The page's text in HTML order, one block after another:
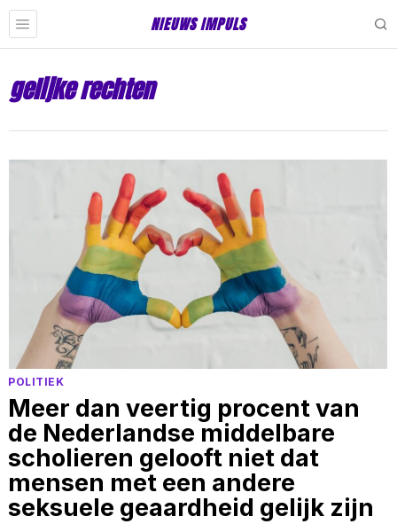
NIEUWS IMPULS
gelijke rechten
POLITIEK
Meer dan veertig procent van
de Nederlandse middelbare
scholieren gelooft niet dat
mensen met een andere
seksuele geaardheid gelijk zijn